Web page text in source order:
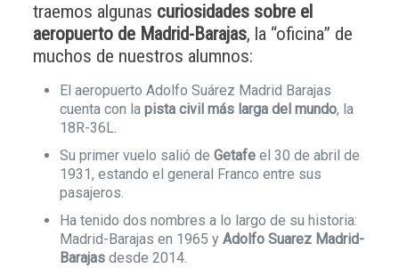
traemos algunas curiosidades sobre el
aeropuerto de Madrid-Barajas, la “oficina” de
muchos de nuestros alumnos:
El aeropuerto Adolfo Suárez Madrid Barajas
cuenta con la pista civil más larga del mundo, la
18R-36L.
Su primer vuelo salió de Getafeel 30 de abril de
1931, estando el general Franco entre sus
pasajeros.
Ha tenido dos nombres a lo largo de su historia:
Madrid-Barajas en 1965 y Adolfo Suarez Madrid-
Barajasdesde 2014.